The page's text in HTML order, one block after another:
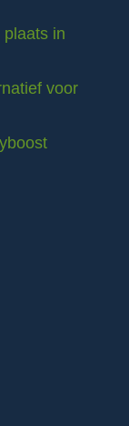
in
voor